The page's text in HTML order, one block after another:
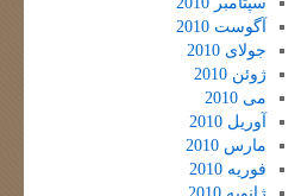
آگوست 2010
جولای 2010
ژوئن 2010
می 2010
آوریل 2010
مارس 2010
فوریه 2010